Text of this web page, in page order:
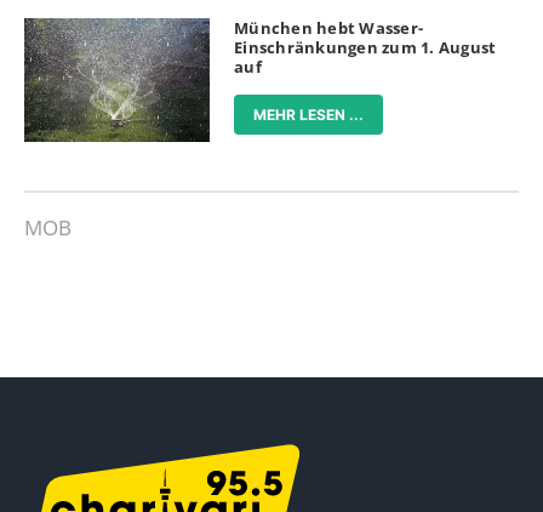
München hebt Wasser-
Einschränkungen zum 1. August
auf
MEHR LESEN ...
MOB